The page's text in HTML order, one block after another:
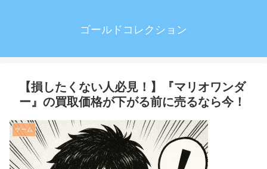
ゴールドコレクション
【損したくない人必見！】『マリオワンダ
ー』の買取価格が下がる前に売るなら今！
ゲーム